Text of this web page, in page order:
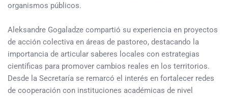
organismos públicos.
Aleksandre Gogaladze compartió su experiencia en proyectos
de acción colectiva en áreas de pastoreo, destacando la
importancia de articular saberes locales con estrategias
científicas para promover cambios reales en los territorios.
Desde la Secretaría se remarcó el interés en fortalecer redes
de cooperación con instituciones académicas de nivel